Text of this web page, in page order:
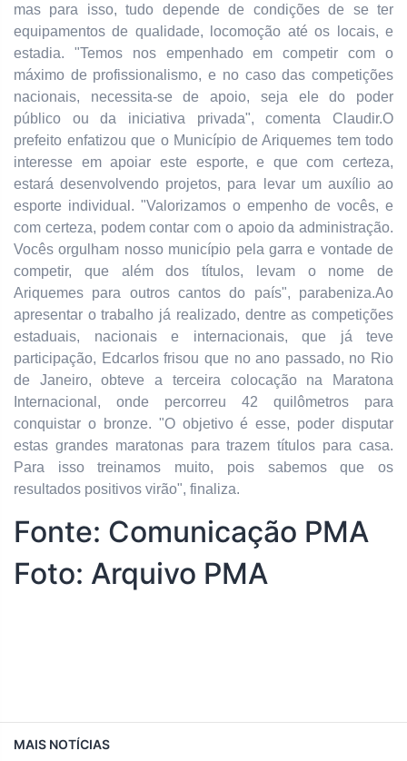
mas para isso, tudo depende de condições de se ter
equipamentos de qualidade, locomoção até os locais, e
estadia. "Temos nos empenhado em competir com o
máximo de profissionalismo, e no caso das competições
nacionais, necessita-se de apoio, seja ele do poder
público ou da iniciativa privada", comenta Claudir.O
prefeito enfatizou que o Município de Ariquemes tem todo
interesse em apoiar este esporte, e que com certeza,
estará desenvolvendo projetos, para levar um auxílio ao
esporte individual. "Valorizamos o empenho de vocês, e
com certeza, podem contar com o apoio da administração.
Vocês orgulham nosso município pela garra e vontade de
competir, que além dos títulos, levam o nome de
Ariquemes para outros cantos do país", parabeniza.Ao
apresentar o trabalho já realizado, dentre as competições
estaduais, nacionais e internacionais, que já teve
participação, Edcarlos frisou que no ano passado, no Rio
de Janeiro, obteve a terceira colocação na Maratona
Internacional, onde percorreu 42 quilômetros para
conquistar o bronze. "O objetivo é esse, poder disputar
estas grandes maratonas para trazem títulos para casa.
Para isso treinamos muito, pois sabemos que os
resultados positivos virão", finaliza.
Fonte: Comunicação PMA
Foto: Arquivo PMA
MAIS NOTÍCIAS